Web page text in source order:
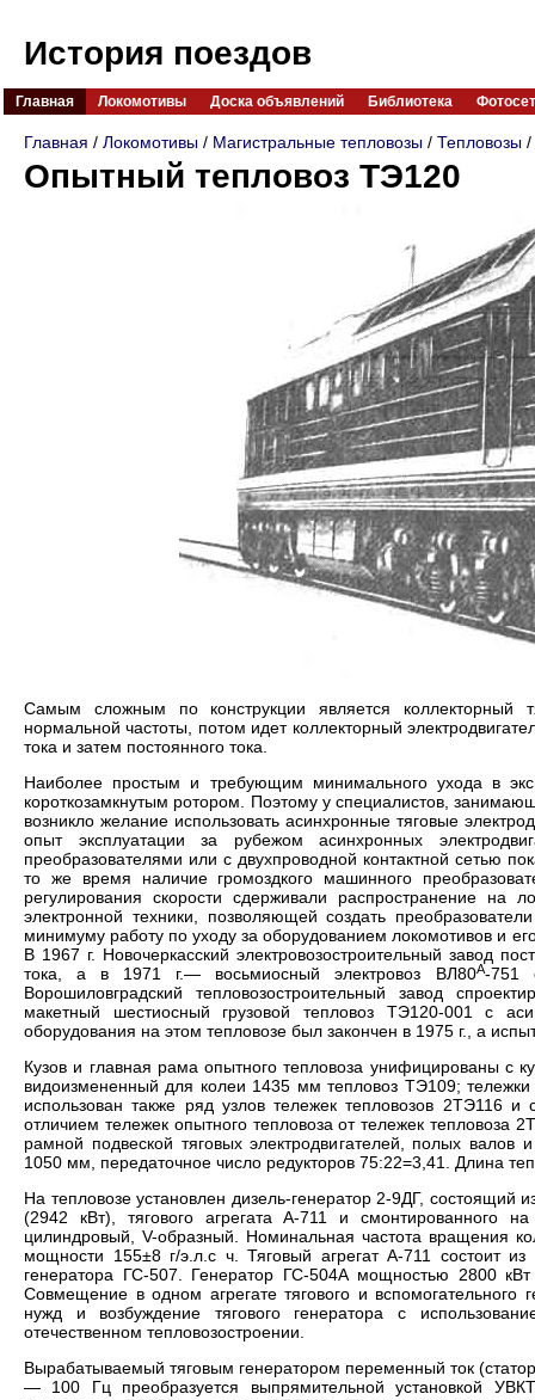
История поездов
Главная Локомотивы Доска объявлений Библиотека
Главная / Локомотивы / Магистральные тепловозы / Тепловозы /
Опытный тепловоз ТЭ120
Самым сложным по конструкции является коллекторный
нормальной частоты, потом идет коллекторный
тока и затем постоянного тока.
Наиболее простым и требующим минимального ухода в
короткозамкнутым ротором. Поэтому у специалистов,
возникло желание использовать асинхронные тяговые
опыт эксплуатации за рубежом асинхронных
преобразователями или с двухпроводной контактной сетью
то же время наличие громоздкого машинного
регулирования скорости сдерживали распространение на
электронной техники, позволяющей создать
минимуму работу по уходу за оборудованием локомотивов и
В 1967 г. Новочеркасский электровозостроительный завод
тока, а в 1971 г.— восьмиосный электровоз ВЛ80А-751
Ворошиловградский тепловозостроительный завод
макетный шестиосный грузовой тепловоз ТЭ120-001 с
оборудования на этом тепловозе был закончен в 1975 г., а
Кузов и главная рама опытного тепловоза унифицированы с
видоизмененный для колеи 1435 мм тепловоз ТЭ109;
использован также ряд узлов тележек тепловозов 2ТЭ116
отличием тележек опытного тепловоза от тележек
рамной подвеской тяговых электродвигателей, полых
1050 мм, передаточное число редукторов 75:22=3,41. Длина
На тепловозе установлен дизель-генератор 2-9ДГ,
(2942 кВт), тягового агрегата А-711 и смонтированного
цилиндровый, V-образный. Номинальная частота вращения
мощности 155±8 г/э.л.с ч. Тяговый агрегат А-711 состоит из
генератора ГС-507. Генератор ГС-504А мощностью 2800
Совмещение в одном агрегате тягового и вспомогательного
нужд и возбуждение тягового генератора с
отечественном тепловозостроении.
Вырабатываемый тяговым генератором переменный ток
— 100 Гц преобразуется выпрямительной установкой